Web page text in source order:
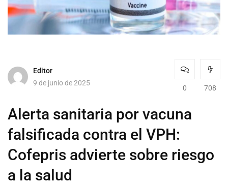
Editor
9 de junio de 2025
0 708
Alerta sanitaria por vacuna
falsificada contra el VPH:
Cofepris advierte sobre riesgo
a la salud